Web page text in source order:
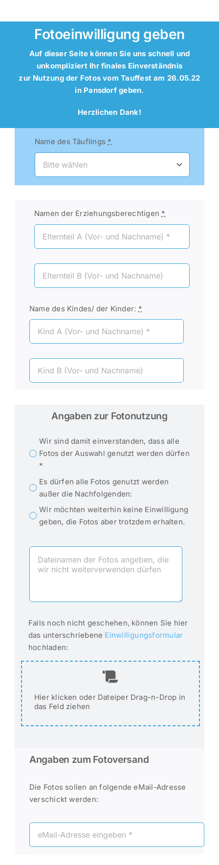
Fotoeinwilligung geben
Auf dieser Seite können Sie uns schnell und
unkompliziert Ihr finales Einverständnis
zur Nutzung der Fotos vom Tauffest am 26.05.22
in Pansdorf geben.
Herzlichen Dank!
Name des Täuflings *
Namen der Erziehungsberechtigen *
Name des Kindes/ der Kinder: *
Angaben zur Fotonutzung
Wir sind damit einverstanden, dass alle
Fotos der Auswahl genutzt werden dürfen
*
Es dürfen alle Fotos genutzt werden
außer die Nachfolgenden:
Wir möchten weiterhin keine Einwilligung
geben, die Fotos aber trotzdem erhalten.
Falls noch nicht geschehen, können Sie hier
das unterschriebene Einwilligungsformular
hochladen:
Hier klicken oder Dateiper Drag-n-Drop in
das Feld ziehen
Angaben zum Fotoversand
Die Fotos sollen an folgende eMail-Adresse
verschickt werden: